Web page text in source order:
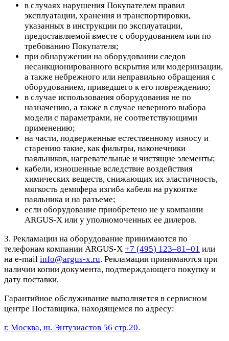
в случаях нарушения Покупателем правил
эксплуатации, хранения и транспортировки,
указанных в инструкции по эксплуатации,
предоставляемой вместе с оборудованием или по
требованию Покупателя;
при обнаружении на оборудовании следов
несанкционированного вскрытия или модернизации,
а также небрежного или неправильно обращения с
оборудованием, приведшего к его повреждению;
в случае использования оборудования не по
назначению, а также в случае неверного выбора
модели с параметрами, не соответствующими
применению;
на части, подверженные естественному износу и
старению такие, как фильтры, наконечники
паяльников, нагревательные и чистящие элементы;
кабели, изношенные вследствие воздействия
химических веществ, снижающих их эластичность,
мягкость демпфера изгиба кабеля на рукоятке
паяльника и на разъеме;
если оборудование приобретено не у компании
ARGUS-X или у уполномоченных ее дилеров.
3. Рекламации на оборудование принимаются по
телефонам компании ARGUS-X +7 (495) 123–81–01 или
на e-mail info@argus-x.ru. Рекламации принимаются при
наличии копии документа, подтверждающего покупку и
дату поставки.
Гарантийное обслуживание выполняется в сервисном
центре Поставщика, находящемся по адресу:
г. Москва, ш. Энтузиастов 56 стр.20.